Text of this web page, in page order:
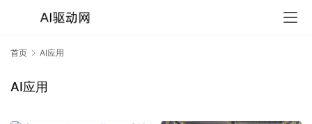
首页 AI应用
AI应用